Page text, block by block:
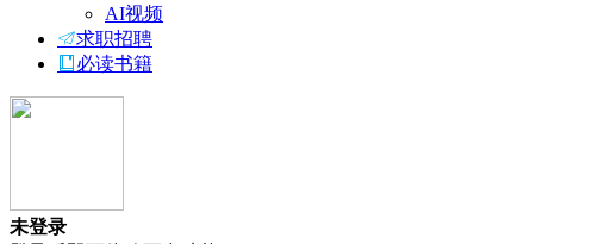
AI视频
求职招聘
必读书籍
未登录